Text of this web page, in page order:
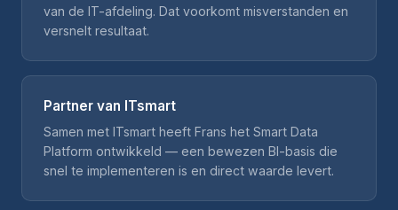
van de IT-afdeling. Dat voorkomt misverstanden en
versnelt resultaat.
Partner van ITsmart
Samen met ITsmart heeft Frans het Smart Data
Platform ontwikkeld — een bewezen BI-basis die
snel te implementeren is en direct waarde levert.